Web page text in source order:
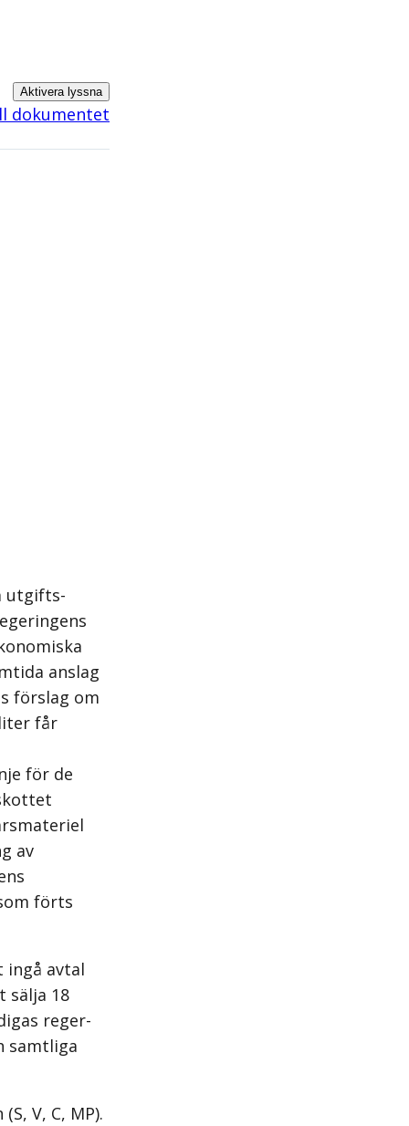
Aktivera lyssna
dokumentet
utgifts­
anslag
förslag om
får
för de
av
förts
ingå avtal
sälja 18
rege­r­
samtliga
V, C, MP).